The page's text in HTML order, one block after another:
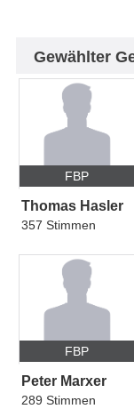
Gewählter
FBP
Thomas Hasler
357 Stimmen
FBP
Peter Marxer
289 Stimmen